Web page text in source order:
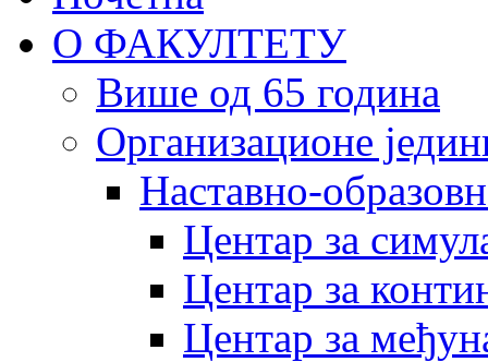
О ФАКУЛТЕТУ
Више од 65 година
Организационе
Наставно-
Центар за
Центар за
Центар за